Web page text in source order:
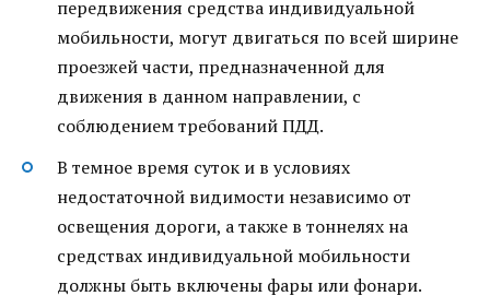
передвижения средства индивидуальной
мобильности, могут двигаться по всей ширине
проезжей части, предназначенной для
движения в данном направлении, с
соблюдением требований ПДД.
В темное время суток и в условиях
недостаточной видимости независимо от
освещения дороги, а также в тоннелях на
средствах индивидуальной мобильности
должны быть включены фары или фонари.